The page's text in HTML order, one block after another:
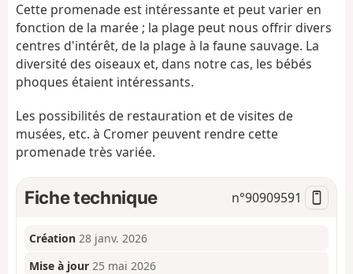
g
Cette promenade est intéressante et peut varier en
fonction de la marée ; la plage peut nous offrir divers
centres d'intérêt, de la plage à la faune sauvage. La
diversité des oiseaux et, dans notre cas, les bébés
phoques étaient intéressants.
Les possibilités de restauration et de visites de
musées, etc. à Cromer peuvent rendre cette
promenade très variée.
Fiche technique n°90909591
Création 28 janv. 2026
Mise à jour 25 mai 2026